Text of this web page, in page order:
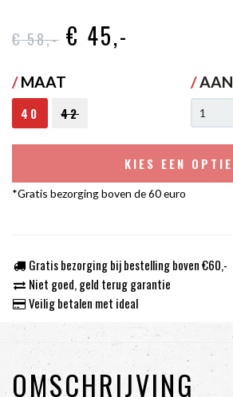
€ 58,- € 45,-
/MAAT
40 42
/
KIES EEN OPTIE
*Gratis bezorging boven de 60 euro
Gratis bezorging bij bestelling boven €60,-
Niet goed, geld terug garantie
Veilig betalen met ideal
OMSCHRIJVING